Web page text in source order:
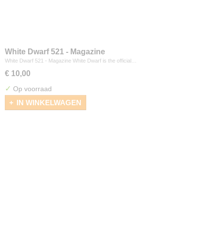
White Dwarf 521 - Magazine
White Dwarf 521 - Magazine White Dwarf is the official…
€ 10,00
✓ Op voorraad
IN WINKELWAGEN